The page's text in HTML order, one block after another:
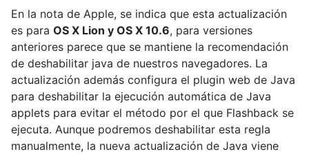
En la nota de Apple, se indica que esta actualización
es para OS X Lion y OS X 10.6, para versiones
anteriores parece que se mantiene la recomendación
de deshabilitar java de nuestros navegadores. La
actualización además configura el plugin web de Java
para deshabilitar la ejecución automática de Java
applets para evitar el método por el que Flashback se
ejecuta. Aunque podremos deshabilitar esta regla
manualmente, la nueva actualización de Java viene